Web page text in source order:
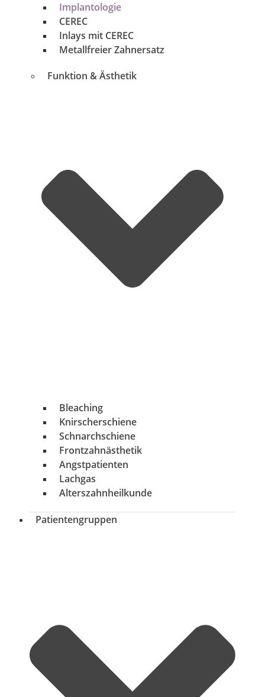
Implantologie
CEREC
Inlays mit CEREC
Metallfreier Zahnersatz
Funktion & Ästhetik
Bleaching
Knirscherschiene
Schnarchschiene
Frontzahnästhetik
Angstpatienten
Lachgas
Alterszahnheilkunde
Patientengruppen